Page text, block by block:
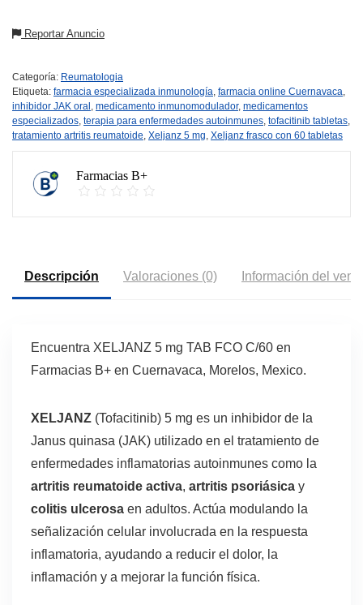
Reportar Anuncio
Categoría: Reumatologia
Etiqueta: farmacia especializada inmunología, farmacia online Cuernavaca,
inhibidor JAK oral , medicamento inmunomodulador, medicamentos
especializados, terapia para enfermedades autoinmunes, tofacitinib tabletas,
tratamiento artritis reumatoide, Xeljanz 5 mg, Xeljanz frasco con 60 tabletas
Farmacias B+
Descripción Valoraciones (0) Información del
Encuentra XELJANZ 5 mg TAB FCO C/60 en
Farmacias B+ en Cuernavaca, Morelos, Mexico.
XELJANZ(Tofacitinib) 5 mg es un inhibidor de la
Janus quinasa (JAK) utilizado en el tratamiento de
enfermedades inflamatorias autoinmunes como la
artritis reumatoide activa, artritis psoriásicay
colitis ulcerosaen adultos. Actúa modulando la
señalización celular involucrada en la respuesta
inflamatoria, ayudando a reducir el dolor, la
inflamación y a mejorar la función física.